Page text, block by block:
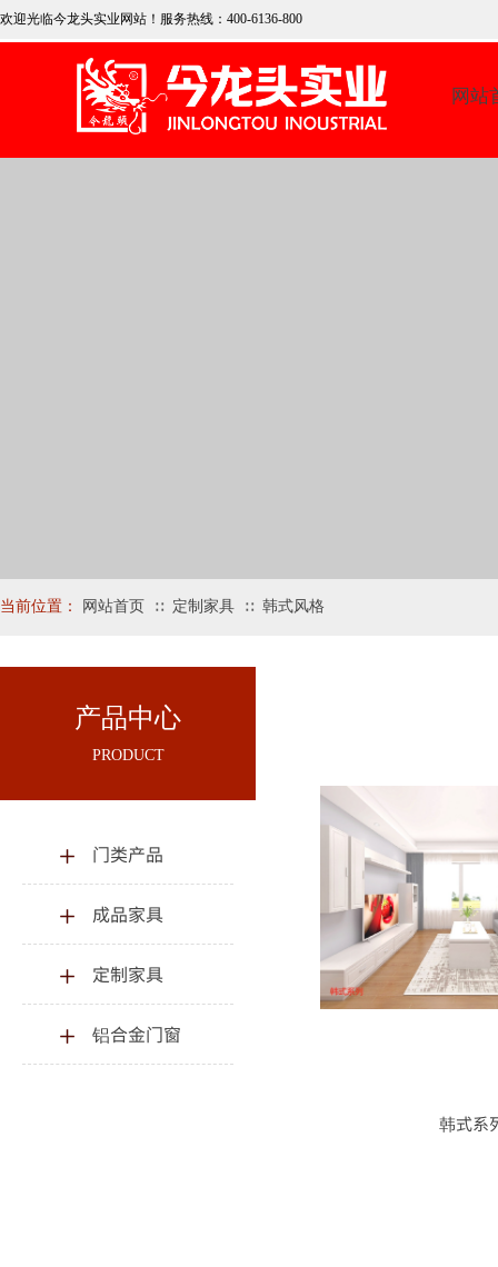
欢迎光临今龙头实业网站！服务热线：400-6136-800
网站
网站首页 ∷ 定制家具 ∷ 韩式风格
当前位置：
韩式系
产品中心
PRODUCT
门类产品
成品家具
定制家具
铝合金门窗